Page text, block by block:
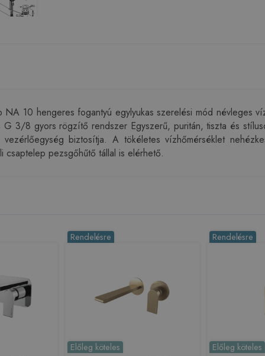
10 hengeres fogantyú egylyukas szerelési mód névleges
3/8 gyors rögzítő rendszer Egyszerű, puritán, tiszta és
biztosítja. A tökéletes vízhőmérséklet
csaptelep pezsgőhűtő tállal is elérhető.
Rendelésre
Előleg köteles
Rendelésre
Előleg köteles